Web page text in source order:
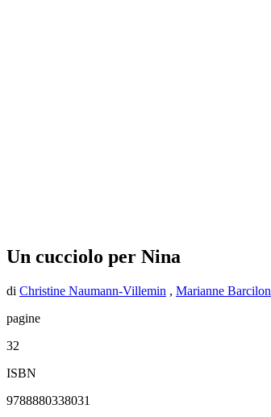
Un cucciolo per Nina
di Christine Naumann-Villemin , Marianne Barcilon
pagine
32
ISBN
9788880338031